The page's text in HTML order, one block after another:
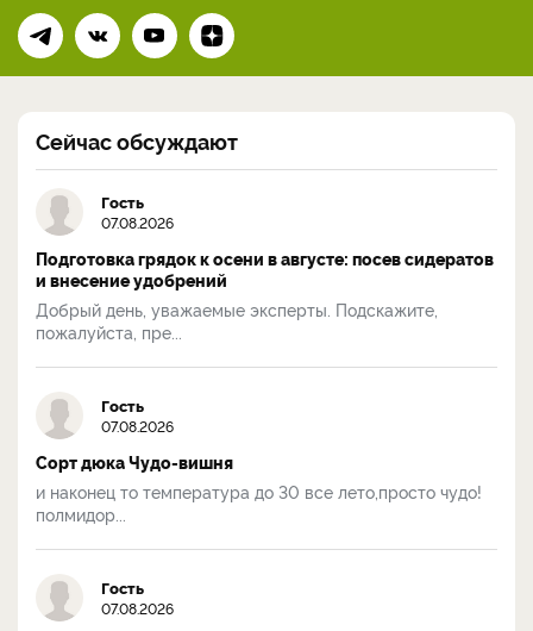
Сейчас обсуждают
Гость
07.08.2026
Подготовка грядок к осени в августе: посев сидератов
и внесение удобрений
Добрый день, уважаемые эксперты. Подскажите,
пожалуйста, пре...
Гость
07.08.2026
Сорт дюка Чудо-вишня
и наконец то температура до 30 все лето,просто чудо!
полмидор...
Гость
07.08.2026